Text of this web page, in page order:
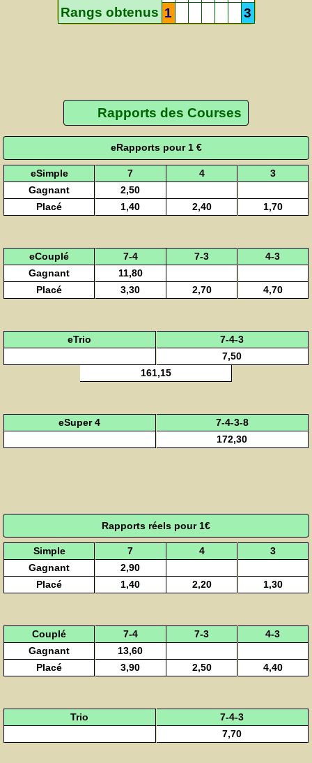
Rangs obtenus 1 3
Rapports des Courses
eRapports pour 1 €
eSimple 7 4
3
Gagnant
2,50
Placé
1,40 2,40 1,70
eCouplé 7-4 7-3
4-3
Gagnant
11,80
Placé
3,30 2,70 4,70
eTrio
7-4-3
7,50
161,15
eSuper 4
7-4-3-8
172,30
Rapports réels pour 1€
Simple 7 4
3
Gagnant
2,90
Placé
1,40 2,20 1,30
Couplé 7-4 7-3
4-3
Gagnant
13,60
Placé
3,90 2,50 4,40
Trio
7-4-3
7,70